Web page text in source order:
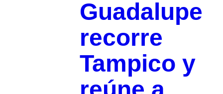
Guadalupe
recorre
Tampico y